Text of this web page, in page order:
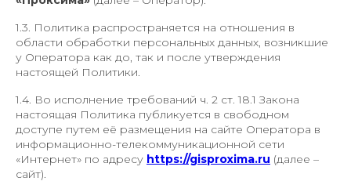
1.3. Политика распространяется на отношения в
области обработки персональных данных, возникшие
у Оператора как до, так и после утверждения
настоящей Политики.
1.4. Во исполнение требований ч. 2 ст. 18.1 Закона
настоящая Политика публикуется в свободном
доступе путем её размещения на сайте Оператора в
информационно-телекоммуникационной сети
«Интернет» по адресу https://gisproxima.ru (далее –
сайт).